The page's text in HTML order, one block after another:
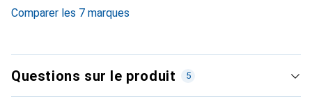
Comparer les 7 marques
Questions sur le produit 5